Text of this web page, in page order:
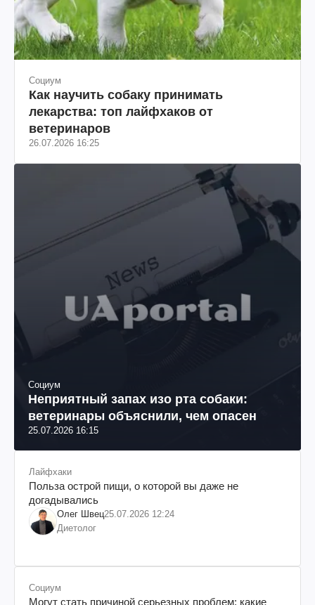
Социум
Как научить собаку принимать
лекарства: топ лайфхаков от
ветеринаров
26.07.2026 16:25
Социум
Неприятный запах изо рта собаки:
ветеринары объяснили, чем опасен
25.07.2026 16:15
Лайфхаки
Польза острой пищи, о которой вы даже не
догадывались
Олег Швец25.07.2026 12:24
Диетолог
Социум
Могут стать причиной серьезных проблем: какие